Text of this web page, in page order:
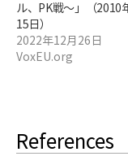
ル、PK戦～」（2010
15日）
2022年12月26日
VoxEU.org
References